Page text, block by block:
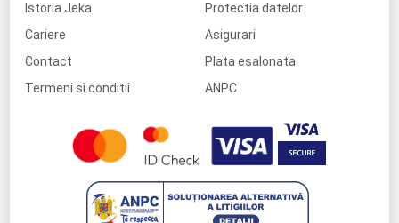
Istoria Jeka
Cariere
Contact
Termeni si conditii
Protectia datelor
Asigurari
Plata esalonata
ANPC